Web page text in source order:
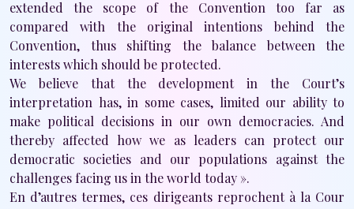
extended the scope of the Convention too far as
compared with the original intentions behind the
Convention, thus shifting the balance between the
interests which should be protected.
We believe that the development in the Court’s
interpretation has, in some cases, limited our ability to
make political decisions in our own democracies. And
thereby affected how we as leaders can protect our
democratic societies and our populations against the
challenges facing us in the world today ».
En d’autres termes, ces dirigeants reprochent à la Cour